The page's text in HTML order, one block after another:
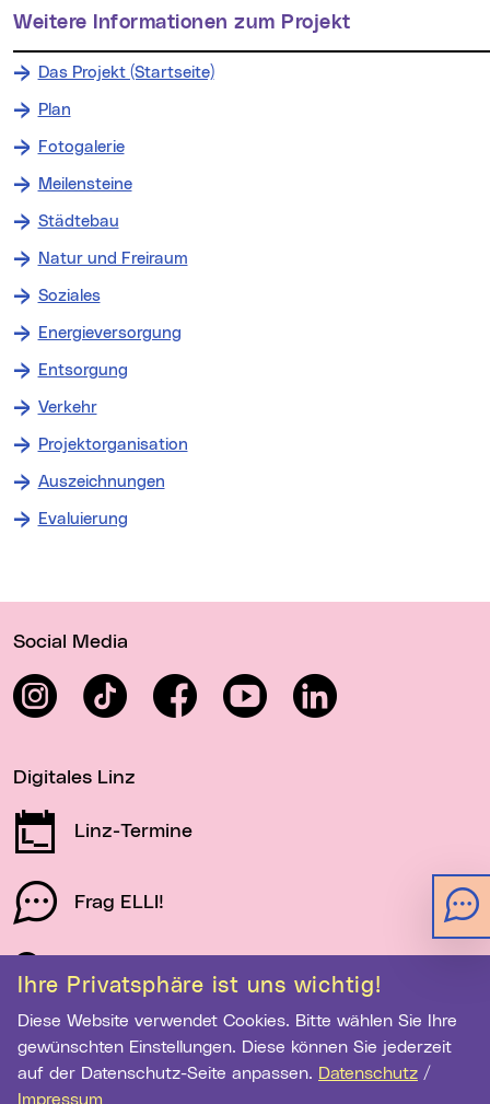
Ihre Privatsphäre ist uns wichtig!
Diese Website verwendet Cookies. Bitte wählen Sie Ihre
gewünschten Einstellungen. Diese können Sie jederzeit
auf der Datenschutz-Seite anpassen. Datenschutz /
Impressum
Weitere Informationen zum Projekt
Das Projekt (Startseite)
Plan
Fotogalerie
Meilensteine
Städtebau
Natur und Freiraum
Soziales
Energieversorgung
Entsorgung
Verkehr
Projektorganisation
Auszeichnungen
Evaluierung
Social Media
InstagramTikTok FacebookYouTube LinkedIn
Digitales Linz
Linz-Termine
Frag ELLI!
Schau auf Linz
Newsletter-Anmeldung
E-Mail-Adresse eingeben